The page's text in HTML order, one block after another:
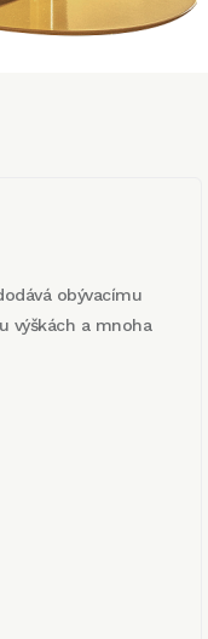
obývacímu
výškách a mnoha